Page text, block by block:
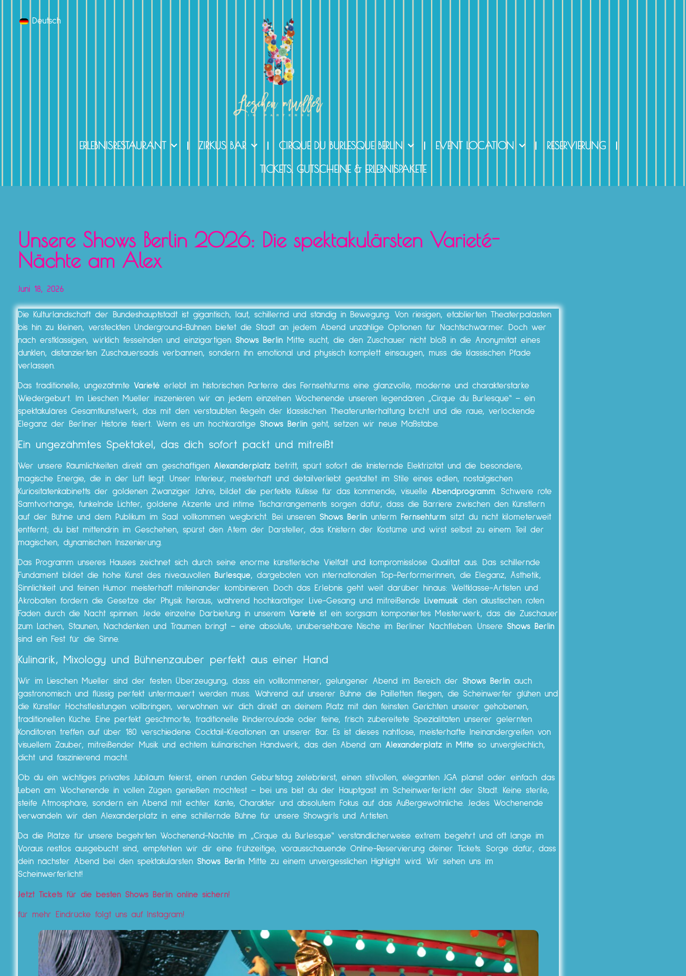
Deutsch
ERLEBNISRESTAURANT ZIRKUS BAR CIRQUE DU BURLESQUE BERLIN EVENT LOCATION
RESERVIERUNG
TICKETS, GUTSCHEINE & ERLEBNISPAKETE
Unsere Shows Berlin 2026: Die spektakulärsten Varieté-
Nächte am Alex
Juni 18, 2026
Die Kulturlandschaft der Bundeshauptstadt ist gigantisch, laut, schillernd und ständig in Bewegung. Von riesigen, etablierten Theaterpalästen
bis hin zu kleinen, versteckten Underground-Bühnen bietet die Stadt an jedem Abend unzählige Optionen für Nachtschwärmer. Doch wer
nach erstklassigen, wirklich fesselnden und einzigartigen Shows Berlin Mitte sucht, die den Zuschauer nicht bloß in die Anonymität eines
dunklen, distanzierten Zuschauersaals verbannen, sondern ihn emotional und physisch komplett einsaugen, muss die klassischen Pfade
verlassen.
Das traditionelle, ungezähmte Varieté erlebt im historischen Parterre des Fernsehturms eine glanzvolle, moderne und charakterstarke
Wiedergeburt. Im Lieschen Mueller inszenieren wir an jedem einzelnen Wochenende unseren legendären „Cirque du Burlesque“ – ein
spektakuläres Gesamtkunstwerk, das mit den verstaubten Regeln der klassischen Theaterunterhaltung bricht und die raue, verlockende
Eleganz der Berliner Historie feiert. Wenn es um hochkarätige Shows Berlin geht, setzen wir neue Maßstäbe.
Ein ungezähmtes Spektakel, das dich sofort packt und mitreißt
Wer unsere Räumlichkeiten direkt am geschäftigen Alexanderplatz betritt, spürt sofort die knisternde Elektrizität und die besondere,
magische Energie, die in der Luft liegt. Unser Interieur, meisterhaft und detailverliebt gestaltet im Stile eines edlen, nostalgischen
Kuriositätenkabinetts der goldenen Zwanziger Jahre, bildet die perfekte Kulisse für das kommende, visuelle Abendprogramm. Schwere rote
Samtvorhänge, funkelnde Lichter, goldene Akzente und intime Tischarrangements sorgen dafür, dass die Barriere zwischen den Künstlern
auf der Bühne und dem Publikum im Saal vollkommen wegbricht. Bei unseren Shows Berlin unterm Fernsehturm sitzt du nicht kilometerweit
entfernt; du bist mittendrin im Geschehen, spürst den Atem der Darsteller, das Knistern der Kostüme und wirst selbst zu einem Teil der
magischen, dynamischen Inszenierung.
Das Programm unseres Hauses zeichnet sich durch seine enorme künstlerische Vielfalt und kompromisslose Qualität aus. Das schillernde
Fundament bildet die hohe Kunst des niveauvollen Burlesque, dargeboten von internationalen Top-Performerinnen, die Eleganz, Ästhetik,
Sinnlichkeit und feinen Humor meisterhaft miteinander kombinieren. Doch das Erlebnis geht weit darüber hinaus: Weltklasse-Artisten und
Akrobaten fordern die Gesetze der Physik heraus, während hochkarätiger Live-Gesang und mitreißende Livemusik den akustischen roten
Faden durch die Nacht spinnen. Jede einzelne Darbietung in unserem Varieté ist ein sorgsam komponiertes Meisterwerk, das die Zuschauer
zum Lachen, Staunen, Nachdenken und Träumen bringt – eine absolute, unübersehbare Nische im Berliner Nachtleben. Unsere Shows Berlin
sind ein Fest für die Sinne.
Kulinarik, Mixology und Bühnenzauber perfekt aus einer Hand
Wir im Lieschen Mueller sind der festen Überzeugung, dass ein vollkommener, gelungener Abend im Bereich der Shows Berlin auch
gastronomisch und flüssig perfekt untermauert werden muss. Während auf unserer Bühne die Pailletten fliegen, die Scheinwerfer glühen und
die Künstler Höchstleistungen vollbringen, verwöhnen wir dich direkt an deinem Platz mit den feinsten Gerichten unserer gehobenen,
traditionellen Küche. Eine perfekt geschmorte, traditionelle Rinderroulade oder feine, frisch zubereitete Spezialitäten unserer gelernten
Konditoren treffen auf über 180 verschiedene Cocktail-Kreationen an unserer Bar. Es ist dieses nahtlose, meisterhafte Ineinandergreifen von
visuellem Zauber, mitreißender Musik und echtem kulinarischen Handwerk, das den Abend am Alexanderplatz in Mitte so unvergleichlich,
dicht und faszinierend macht.
Ob du ein wichtiges privates Jubiläum feierst, einen runden Geburtstag zelebrierst, einen stilvollen, eleganten JGA planst oder einfach das
Leben am Wochenende in vollen Zügen genießen möchtest – bei uns bist du der Hauptgast im Scheinwerferlicht der Stadt. Keine sterile,
steife Atmosphäre, sondern ein Abend mit echter Kante, Charakter und absolutem Fokus auf das Außergewöhnliche. Jedes Wochenende
verwandeln wir den Alexanderplatz in eine schillernde Bühne für unsere Showgirls und Artisten.
Da die Plätze für unsere begehrten Wochenend-Nächte im „Cirque du Burlesque“ verständlicherweise extrem begehrt und oft lange im
Voraus restlos ausgebucht sind, empfehlen wir dir eine frühzeitige, vorausschauende Online-Reservierung deiner Tickets. Sorge dafür, dass
dein nächster Abend bei den spektakulärsten Shows Berlin Mitte zu einem unvergesslichen Highlight wird. Wir sehen uns im
Scheinwerferlicht!
Jetzt Tickets für die besten Shows Berlin online sichern!
für mehr Eindrücke folgt uns auf Instagram!